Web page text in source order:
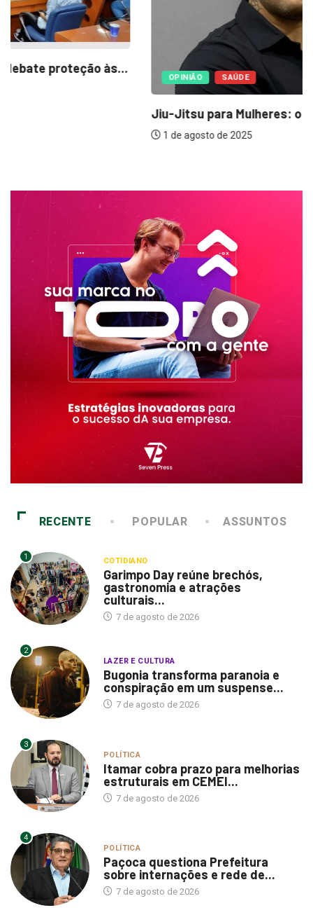
OPINIÃO
Jiu-Jitsu para Mulheres: o poder está no...
RECENTE POPULAR ASSUNTOS
1 COTIDIANO
Garimpo Day reúne brechós,
gastronomia e atrações
culturais...
7 de agosto de 2026
2
LAZER E CULTURA
Bugonia transforma paranoia e
conspiração em um suspense...
7 de agosto de 2026
3
POLÍTICA
Itamar cobra prazo para melhorias
estruturais em CEMEI...
7 de agosto de 2026
4
POLÍTICA
Paçoca questiona Prefeitura
sobre internações e rede de...
7 de agosto de 2026